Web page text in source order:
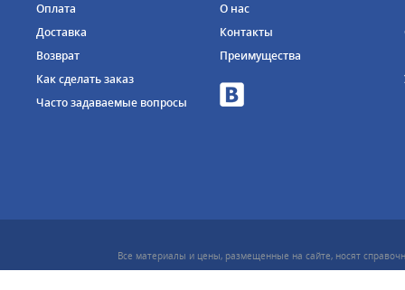
Оплата
Доставка
Возврат
Как сделать заказ
Часто задаваемые вопросы
О нас
Контакты
Преимущества
Все материалы и цены, размещенные на сайте, носят